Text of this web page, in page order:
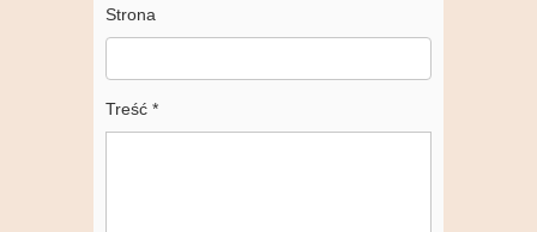
Strona
Treść *